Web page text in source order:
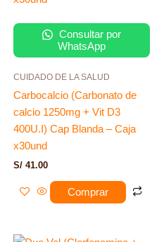
Consultar por
WhatsApp
CUIDADO DE LA SALUD
Carbocalcio (Carbonato de
calcio 1250mg + Vit D3
400U.I) Cap Blanda – Caja
x30und
S/ 41.00
Comprar